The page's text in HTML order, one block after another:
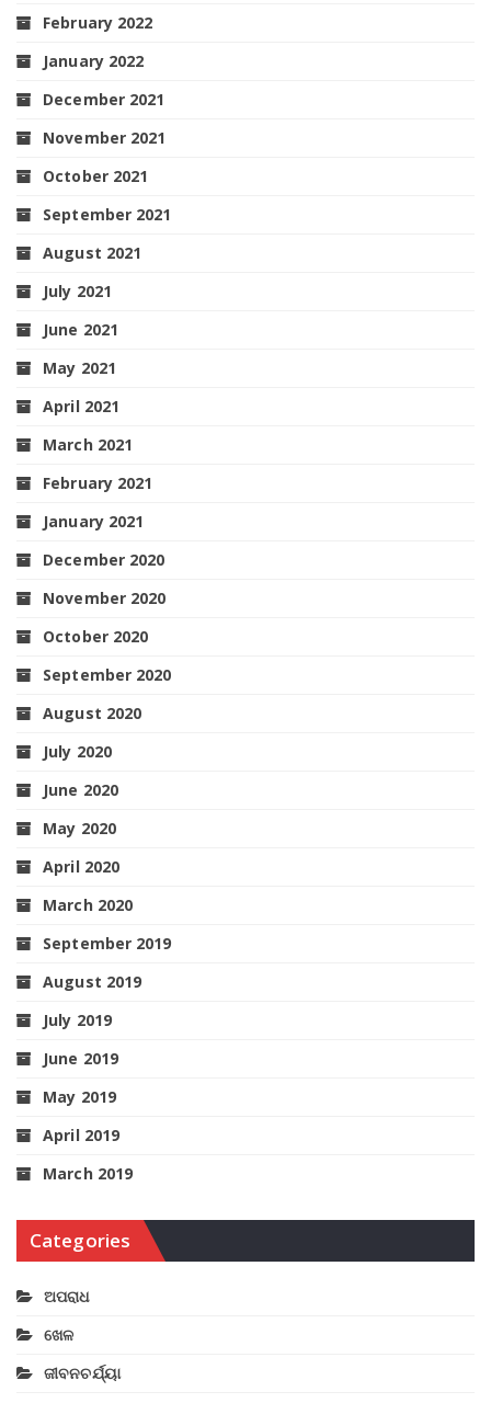
February 2022
January 2022
December 2021
November 2021
October 2021
September 2021
August 2021
July 2021
June 2021
May 2021
April 2021
March 2021
February 2021
January 2021
December 2020
November 2020
October 2020
September 2020
August 2020
July 2020
June 2020
May 2020
April 2020
March 2020
September 2019
August 2019
July 2019
June 2019
May 2019
April 2019
March 2019
Categories
ଅପରାଧ
ଖେଳ
ଜୀବନଚର୍ଯ୍ୟା